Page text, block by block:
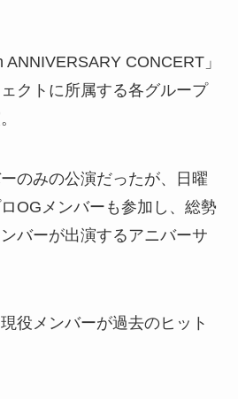
ANNIVERSARY CONCERT」
クトに所属する各グループ
のみの公演だったが、日曜
OGメンバーも参加し、総勢
バーが出演するアニバーサ
役メンバーが過去のヒット